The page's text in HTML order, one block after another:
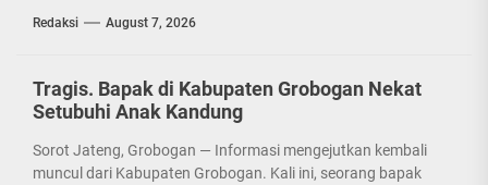
Redaksi August 7, 2026
Tragis. Bapak di Kabupaten Grobogan Nekat
Setubuhi Anak Kandung
Sorot Jateng, Grobogan — Informasi mengejutkan kembali
muncul dari Kabupaten Grobogan. Kali ini, seorang bapak